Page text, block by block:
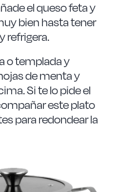
el queso feta y
bien hasta tener
refrigera.
o templada y
de menta y
Si te lo pide el
este plato
para redondear la